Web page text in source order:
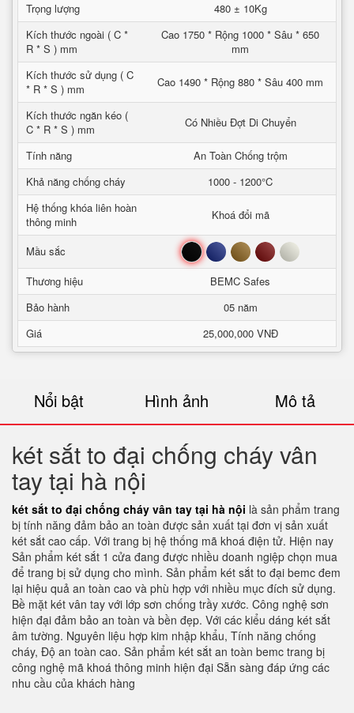
Trọng lượng
480 ± 10Kg
Kích thước ngoài ( C *
R * S ) mm
Cao 1750 * Rộng 1000 * Sâu * 650
mm
Kích thước sử dụng ( C
* R * S ) mm
Cao 1490 * Rộng 880 * Sâu 400 mm
Kích thước ngăn kéo (
C * R * S ) mm
Có Nhiều Đợt Di Chuyển
Tính năng
An Toàn Chống trộm
Khả năng chống cháy
1000 - 1200°C
Hệ thống khóa liên hoàn
thông minh
Khoá đổi mã
Mầu sắc Đen Xanh Nâu Đỏ Trắng
Thương hiệu
BEMC Safes
Bảo hành
05 năm
Giá
25,000,000 VNĐ
Nổi bật Hình ảnh Mô tả
két sắt to đại chống cháy vân
tay tại hà nội
két sắt to đại chống cháy vân tay tại hà nội là sản phẩm trang
bị tính năng đảm bảo an toàn được sản xuất tại đơn vị sản xuất
két sắt cao cấp. Với trang bị hệ thống mã khoá điện tử. Hiện nay
Sản phẩm két sắt 1 cửa đang được nhiều doanh ngiệp chọn mua
để trang bị sử dụng cho mình. Sản phẩm két sắt to đại bemc đem
lại hiệu quả an toàn cao và phù hợp với nhiều mục đích sử dụng.
Bề mặt két vân tay với lớp sơn chống trầy xước. Công nghệ sơn
hiện đại đảm bảo an toàn và bền đẹp. Với các kiểu dáng két sắt
âm tường. Nguyên liệu hợp kim nhập khẩu, Tính năng chống
cháy, Độ an toàn cao. Sản phẩm két sắt an toàn bemc trang bị
công nghệ mã khoá thông minh hiện đại Sẵn sàng đáp ứng các
nhu cầu của khách hàng